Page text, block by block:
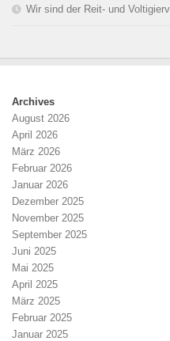
Wir sind der Reit- und
Archives
August 2026
April 2026
März 2026
Februar 2026
Januar 2026
Dezember 2025
November 2025
September 2025
Juni 2025
Mai 2025
April 2025
März 2025
Februar 2025
Januar 2025